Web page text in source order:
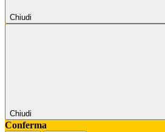
Chiudi
Chiudi
Conferma